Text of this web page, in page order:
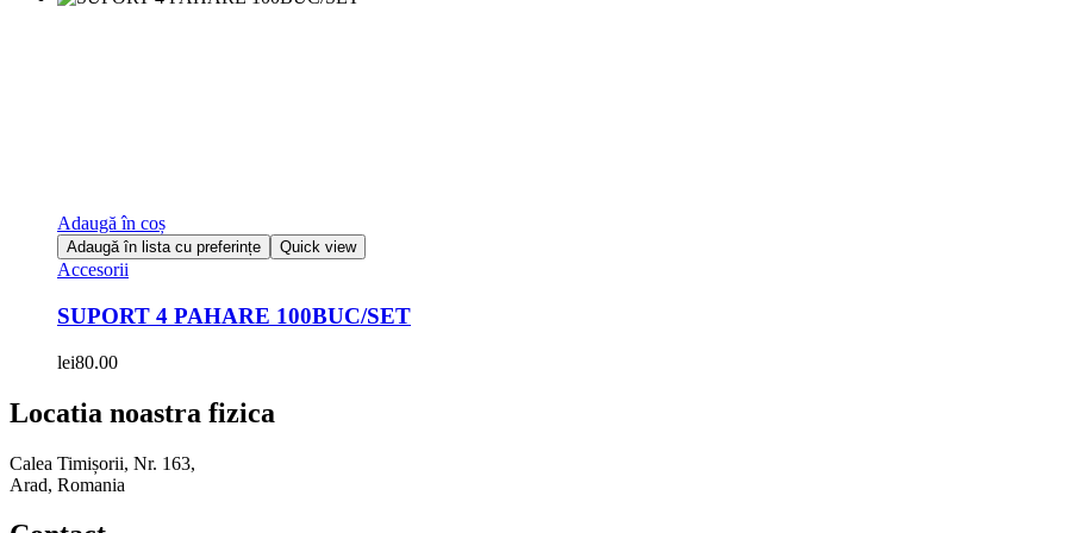
Adaugă în coș
Adaugă în lista cu preferințe Quick view
Accesorii
SUPORT 4 PAHARE 100BUC/SET
lei80.00
Locatia noastra fizica
Calea Timișorii, Nr. 163,
Arad, Romania